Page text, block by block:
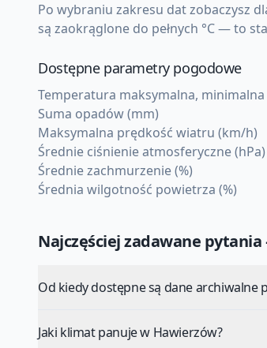
Po wybraniu zakresu dat zobaczysz
są zaokrąglone do pełnych °C — to
Dostępne parametry pogodowe
Temperatura maksymalna, minimalna
Suma opadów (mm)
Maksymalna prędkość wiatru (km/h)
Średnie ciśnienie atmosferyczne (hPa)
Średnie zachmurzenie (%)
Średnia wilgotność powietrza (%)
Najczęściej zadawane
Od kiedy dostępne są dane archiwalne
Jaki klimat panuje w Hawierzów?